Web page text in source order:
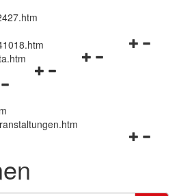
Navigationsmenü
Navigationsmenü